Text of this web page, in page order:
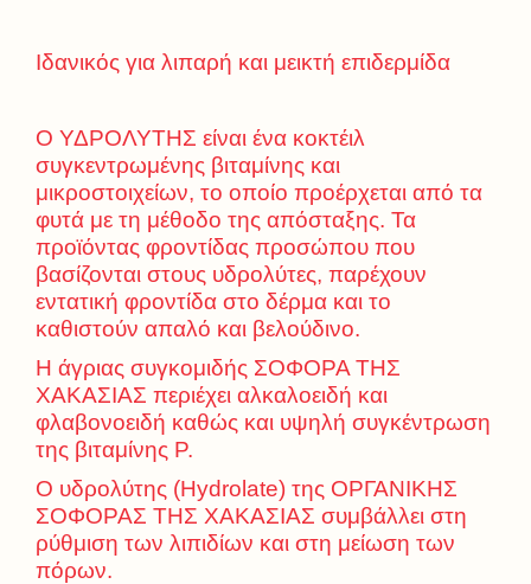
Ιδανικός για λιπαρή και μεικτή επιδερμίδα
Ο ΥΔΡΟΛΥΤΗΣ είναι ένα κοκτέιλ
συγκεντρωμένης βιταμίνης και
μικροστοιχείων, το οποίο προέρχεται από τα
φυτά με τη μέθοδο της απόσταξης. Τα
προϊόντας φροντίδας προσώπου που
βασίζονται στους υδρολύτες, παρέχουν
εντατική φροντίδα στο δέρμα και το
καθιστούν απαλό και βελούδινο.
Η άγριας συγκομιδής ΣΟΦΟΡΑ ΤΗΣ
ΧΑΚΑΣΙΑΣ περιέχει αλκαλοειδή και
φλαβονοειδή καθώς και υψηλή συγκέντρωση
της βιταμίνης P.
Ο υδρολύτης (Hydrolate) της ΟΡΓΑΝΙΚΗΣ
ΣΟΦΟΡΑΣ ΤΗΣ ΧΑΚΑΣΙΑΣ συμβάλλει στη
ρύθμιση των λιπιδίων και στη μείωση των
πόρων.